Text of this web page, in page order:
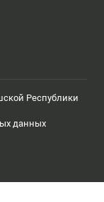
Республики
данных